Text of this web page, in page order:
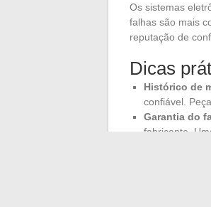
Os sistemas
falhas são mais
reputação de
Dicas
Histórico de
confiável.
Garantia do
fabricante.